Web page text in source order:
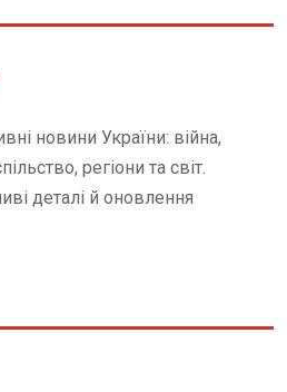
новини України: війна,
регіони та світ.
деталі й оновлення